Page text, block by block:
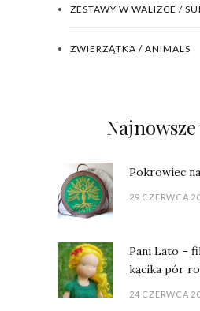
ZESTAWY W WALIZCE /
ZWIERZĄTKA / ANIMALS
Pokrowiec
29 CZERWCA
Pani Lato –
kącika pór
24 CZERWCA